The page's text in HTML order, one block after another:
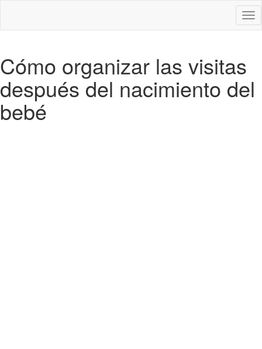
Cómo organizar las visitas
después del nacimiento del
bebé